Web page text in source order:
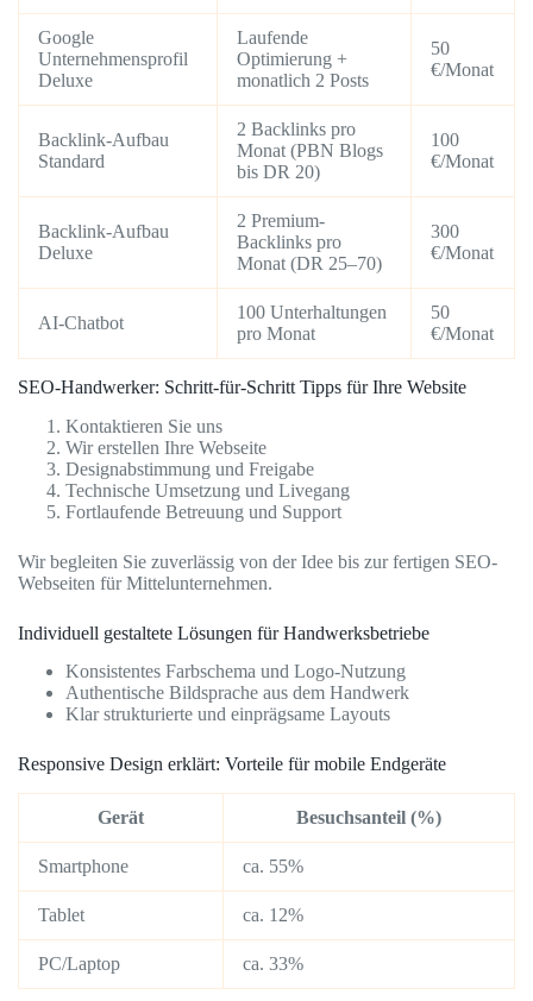
Google
Unternehmensprofil
Deluxe
Laufende
Optimierung +
monatlich 2 Posts
50
€/Monat
Backlink-Aufbau
Standard
2 Backlinks pro
Monat (PBN Blogs
bis DR 20)
100
€/Monat
Backlink-Aufbau
Deluxe
2 Premium-
Backlinks pro
Monat (DR 25–70)
300
€/Monat
AI-Chatbot
100 Unterhaltungen
pro Monat
50
€/Monat
SEO-Handwerker: Schritt-für-Schritt Tipps für Ihre Website
Kontaktieren Sie uns
Wir erstellen Ihre Webseite
Designabstimmung und Freigabe
Technische Umsetzung und Livegang
Fortlaufende Betreuung und Support
Wir begleiten Sie zuverlässig von der Idee bis zur fertigen SEO-
Webseiten für Mittelunternehmen.
Individuell gestaltete Lösungen für Handwerksbetriebe
Konsistentes Farbschema und Logo-Nutzung
Authentische Bildsprache aus dem Handwerk
Klar strukturierte und einprägsame Layouts
Responsive Design erklärt: Vorteile für mobile Endgeräte
Gerät Besuchsanteil (%)
Smartphone ca. 55%
Tablet ca. 12%
PC/Laptop ca. 33%